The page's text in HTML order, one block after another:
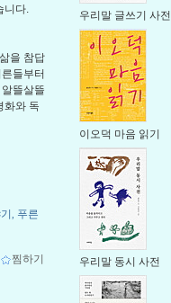
니다.
을 참답
들부터
뜰살뜰
화와 독
푸른
찜하기
우리말 글쓰기 사전
이오덕 마음 읽기
우리말 동시 사전